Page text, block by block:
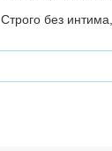
Строго без